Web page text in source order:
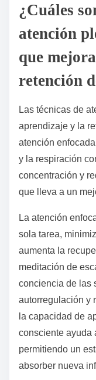
¿Cuáles
atención
que
retención
Las técnicas de
aprendizaje y la
atención
y la respiración
concentración y
que lleva a un
La atención
sola tarea,
aumenta la
meditación de
conciencia de las
autorregulación y
la capacidad de
consciente ayuda
permitiendo un
absorber nueva